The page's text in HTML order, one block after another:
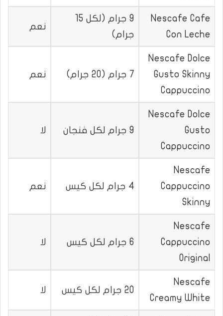
Nescafe Cafe
Con Leche
9 جرام (لكل 15
جرام)
نعم
Nescafe Dolce
Gusto Skinny
Cappuccino
7 جرام (20 جرام) نعم
Nescafe Dolce
Gusto
Cappuccino
9 جرام لكل فنجان لا
Nescafe
Cappuccino
Skinny
4 جرام لكل كيس نعم
Nescafe
Cappuccino
Original
6 جرام لكل كيس لا
Nescafe
Creamy White
20 جرام لكل كيس لا